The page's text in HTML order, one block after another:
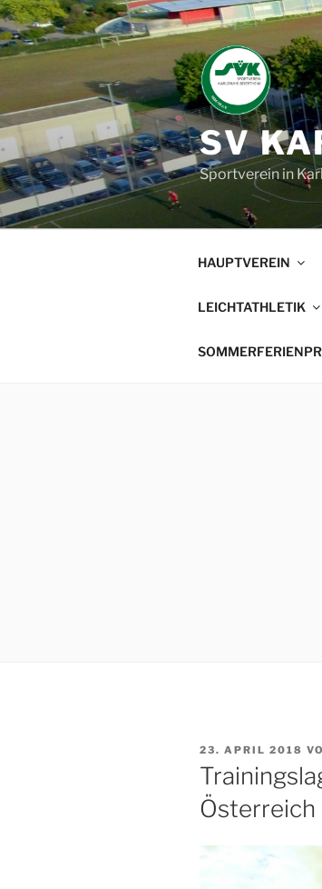
Zum
Inhalt
springen
SV
Sportverein in
HAUPTVEREIN
LEICHTATHLETIK
VERÖFFENTLICHT
AM
23. APRIL 2018
Österreich